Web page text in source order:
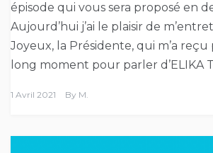
épisode qui vous sera proposé en
Aujourd’hui j’ai le plaisir de
Joyeux, la Présidente, qui m’a
long moment pour parler d’ELIKA
1 Avril 2021 By M.